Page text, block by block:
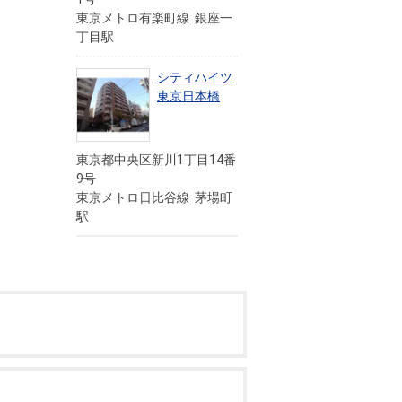
東京メトロ有楽町線 銀座一
丁目駅
シティハイツ
東京日本橋
東京都中央区新川1丁目14番
9号
東京メトロ日比谷線 茅場町
駅